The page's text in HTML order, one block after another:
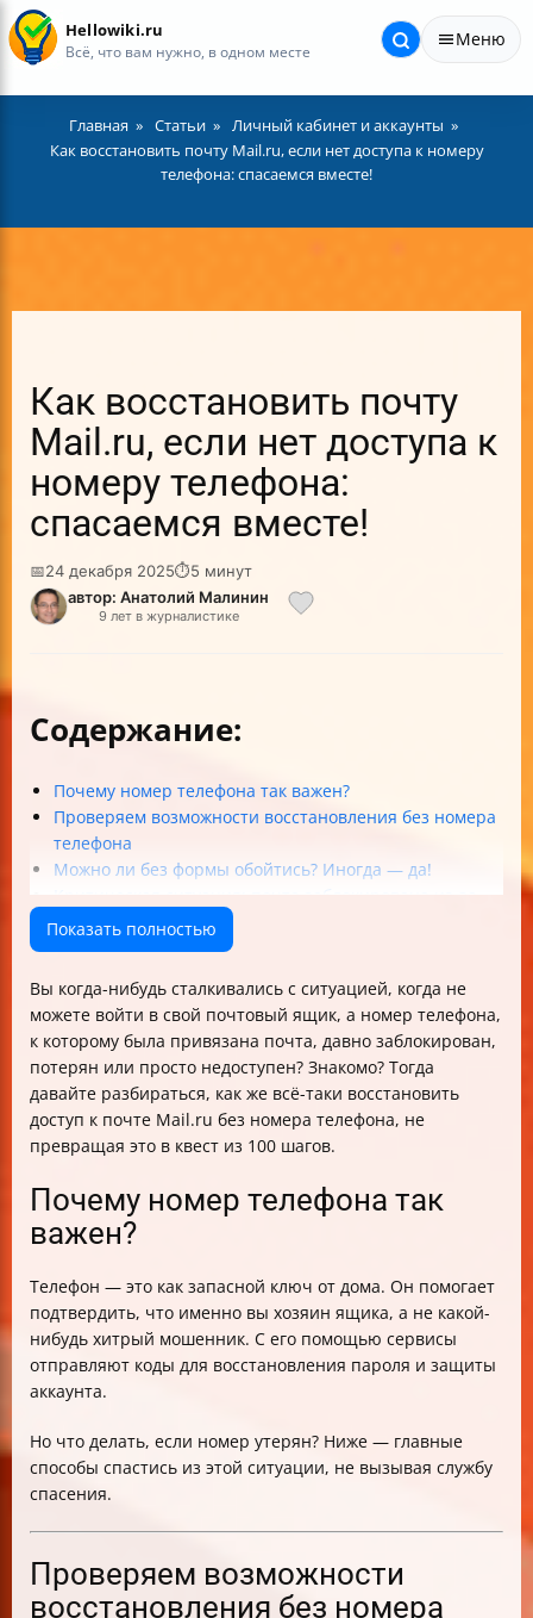
Hellowiki.ru
Всё, что вам нужно, в одном месте
Меню
Главная Статьи
Личный кабинет и аккаунты
Как восстановить почту Mail.ru, если нет доступа к номеру
телефона: спасаемся вместе!
Как восстановить почту
Mail.ru, если нет доступа к
номеру телефона:
спасаемся вместе!
📅24 декабря 2025⏱5 минут
автор: Анатолий Малинин
9 лет в журналистике
Содержание:
Почему номер телефона так важен?
Проверяем возможности восстановления без номера
телефона
Можно ли без формы обойтись? Иногда — да!
Критическая ситуация: почта заблокирована из-за
подозрения на взлом
Памятка по безопасности — не дайте взломщикам
Что делать, если ничего не помогает? Служба
поддержки!
FAQ: Вопросы о восстановлении доступа к почте без
номера телефона
Чек-лист: как вернуть почту без номера телефона
Совет напоследок
Показать полностью
Вы когда-нибудь сталкивались с ситуацией, когда не
можете войти в свой почтовый ящик, а номер телефона,
к которому была привязана почта, давно заблокирован,
потерян или просто недоступен? Знакомо? Тогда
давайте разбираться, как же всё-таки восстановить
доступ к почте Mail.ru без номера телефона, не
превращая это в квест из 100 шагов.
Почему номер телефона так
важен?
Телефон — это как запасной ключ от дома. Он помогает
подтвердить, что именно вы хозяин ящика, а не какой-
нибудь хитрый мошенник. С его помощью сервисы
отправляют коды для восстановления пароля и защиты
аккаунта.
Но что делать, если номер утерян? Ниже — главные
способы спастись из этой ситуации, не вызывая службу
спасения.
Проверяем возможности
восстановления без номера